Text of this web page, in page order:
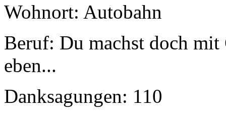
Wohnort: Autobahn
Beruf: Du machst doch mit
eben...
Danksagungen: 110